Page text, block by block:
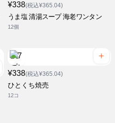
¥338(税込¥365.04)
うま塩 清湯スープ 海老ワンタン
12個
¥338(税込¥365.04)
ひとくち焼売
12コ